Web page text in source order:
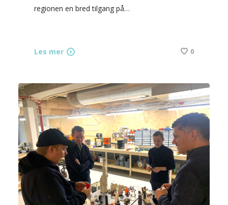
regionen en bred tilgang på…
Les mer 0